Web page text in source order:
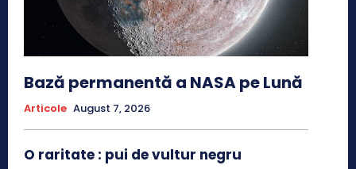
Bază permanentă a NASA pe Lună
Articole August 7, 2026
O raritate : pui de vultur negru